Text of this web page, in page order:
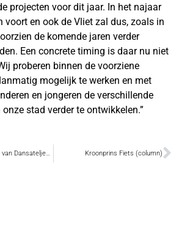
projecten voor dit jaar. In het najaar
voort en ook de Vliet zal dus, zoals in
de komende jaren verder
Een concrete timing is daar nu niet
proberen binnen de voorziene
mogelijk te werken en met
en jongeren de verschillende
stad verder te ontwikkelen.”
Dansvoorstellingen van Dansateljee volledig uitverkocht Kroonprins Fiets (column)